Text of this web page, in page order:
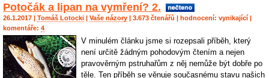
Potočák a lipan na vymření? 2.
26.1.2017 | Tomáš Lotocki Vaše názory | 3.673 čtenářů | hodnocení: vynikající
komentáře: 4
V minulém článku jsme si rozepsali příběh, který
není určitě žádným pohodovým čtením a nejen
pravověrným pstruhařům z něj nemůže být dobře po
těle. Ten příběh se věnuje současnému stavu našich